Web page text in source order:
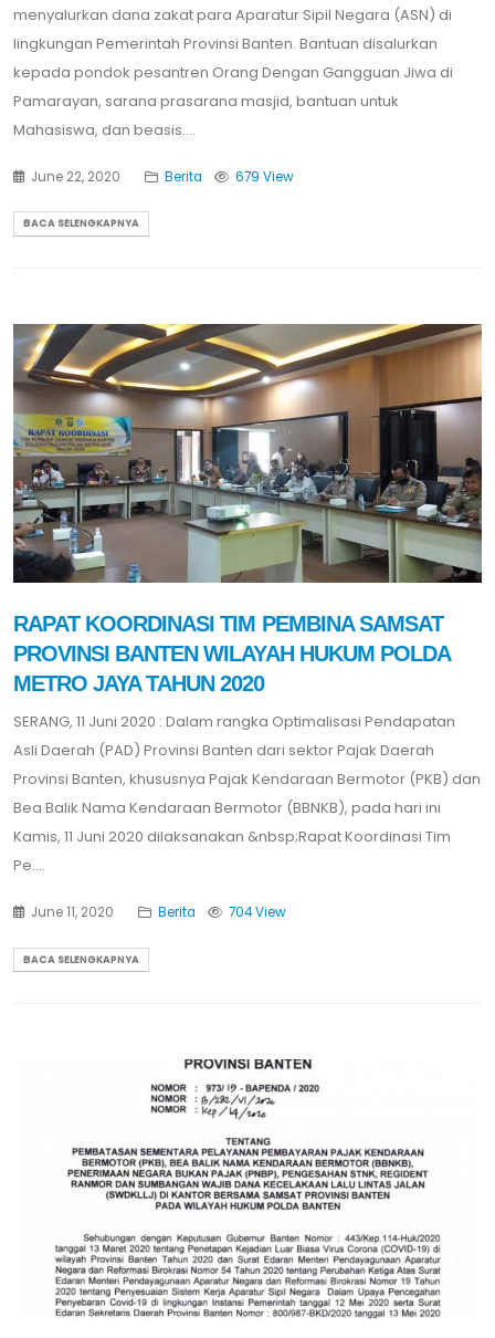
menyalurkan dana zakat para Aparatur Sipil Negara (ASN) di
lingkungan Pemerintah Provinsi Banten. Bantuan disalurkan
kepada pondok pesantren Orang Dengan Gangguan Jiwa di
Pamarayan, sarana prasarana masjid, bantuan untuk
Mahasiswa, dan beasis....
June 22, 2020 Berita 679 View
BACA SELENGKAPNYA
RAPAT KOORDINASI TIM PEMBINA SAMSAT
PROVINSI BANTEN WILAYAH HUKUM POLDA
METRO JAYA TAHUN 2020
SERANG, 11 Juni 2020 : Dalam rangka Optimalisasi Pendapatan
Asli Daerah (PAD) Provinsi Banten dari sektor Pajak Daerah
Provinsi Banten, khususnya Pajak Kendaraan Bermotor (PKB) dan
Bea Balik Nama Kendaraan Bermotor (BBNKB), pada hari ini
Kamis, 11 Juni 2020 dilaksanakan &nbsp;Rapat Koordinasi Tim
Pe....
June 11, 2020 Berita 704 View
BACA SELENGKAPNYA